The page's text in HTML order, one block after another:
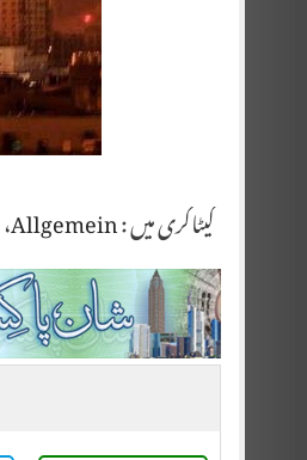
کیٹاگری میں :Allgemein،